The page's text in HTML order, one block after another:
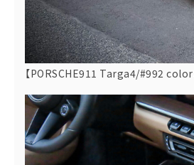
【PORSCHE911 Targa4/#992 color